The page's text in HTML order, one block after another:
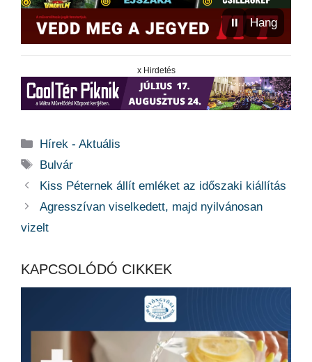
⏸ Hang
x Hirdetés
Kategória
Hírek - Aktuális
Címkék
Bulvár
Kiss Péternek állít emléket az időszaki kiállítás
Agresszívan viselkedett, majd nyilvánosan
vizelt
KAPCSOLÓDÓ CIKKEK